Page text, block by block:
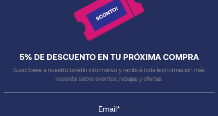
5% DE DESCUENTO EN TU PRÓXIMA COMPRA
Suscríbase a nuestro boletín informativo y recibirá toda la información más
reciente sobre eventos, rebajas y ofertas.
Email*